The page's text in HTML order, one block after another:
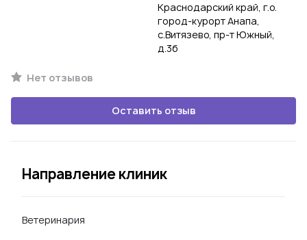
Краснодарский край, г.о.
город-курорт Анапа,
с.Витязево, пр-т Южный,
д.3б
Нет отзывов
Оставить отзыв
Направление клиник
Ветеринария